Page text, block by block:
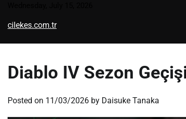
content
cilekes.com.tr
Diablo IV Sezon
Posted on 11/03/2026 by Daisuke Tanaka